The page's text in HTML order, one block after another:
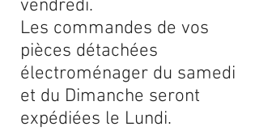
vendredi.
Les commandes de vos
pièces détachées
électroménager du samedi
et du Dimanche seront
expédiées le Lundi.